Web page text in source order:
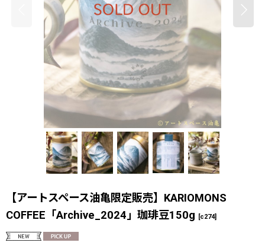
【アートスペース油亀限定販売】KARIOMONS
COFFEE「Archive_2024」珈琲豆150g
[c274]